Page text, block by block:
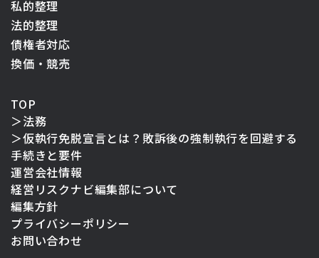
私的整理
法的整理
債権者対応
換価・競売
TOP
＞法務
＞仮執行免脱宣言とは？敗訴後の強制執行を回避する
手続きと要件
運営会社情報
経営リスクナビ編集部について
編集方針
プライバシーポリシー
お問い合わせ